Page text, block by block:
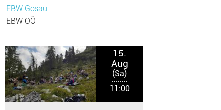
EBW Gosau
EBW OÖ
15.
Aug
(Sa)
11:00